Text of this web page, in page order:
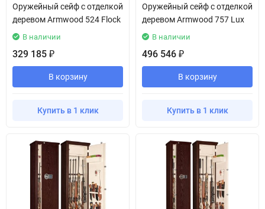
Оружейный сейф с отделкой
деревом Armwood 524 Flock
В наличии
329 185 ₽
В корзину
Купить в 1 клик
Оружейный сейф с отделкой
деревом Armwood 757 Lux
В наличии
496 546 ₽
В корзину
Купить в 1 клик